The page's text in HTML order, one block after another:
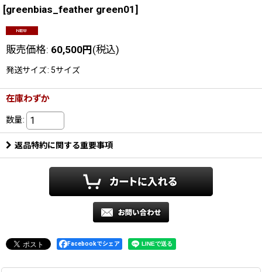
[greenbias_feather green01]
販売価格: 60,500円(税込)
発送サイズ: 5サイズ
在庫わずか
数量:
返品特約に関する重要事項
Facebookでシェア